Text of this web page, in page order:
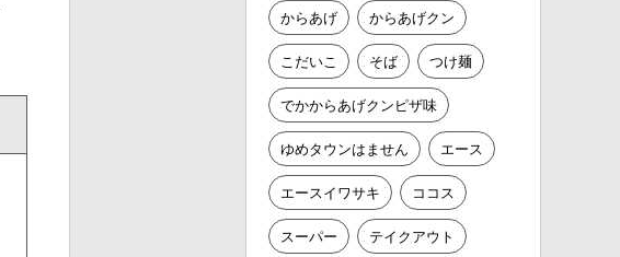
からあげ からあげクン
こだいこ そば つけ麺
でかからあげクンピザ味
ゆめタウンはません エース
エースイワサキ ココス
スーパー テイクアウト